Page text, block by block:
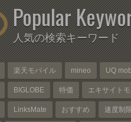
Popular
人気の検索キーワード
楽天モバイル mineo UQ
BIGLOBE 特価 エキサイト
LinksMate おすすめ 速度制